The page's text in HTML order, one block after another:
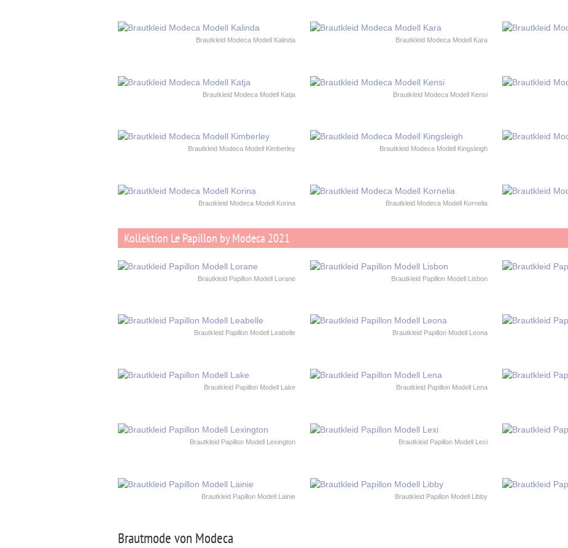
Brautkleid Modeca Modell Kalinda Brautkleid Modeca Modell Kara
Brautkleid Modeca Modell Katja Brautkleid Modeca Modell Kensi
Brautkleid Modeca Modell Kimberley Brautkleid Modeca Modell Kingsleigh
Brautkleid Modeca Modell Korina Brautkleid Modeca Modell Kornelia
Kollektion Le Papillon by Modeca 2021
Brautkleid Papillon Modell Lorane Brautkleid Papillon Modell Lisbon
Brautkleid Papillon Modell Leabelle Brautkleid Papillon Modell Leona
Brautkleid Papillon Modell Lake Brautkleid Papillon Modell Lena
Brautkleid Papillon Modell Lexington Brautkleid Papillon Modell Lexi
Brautkleid Papillon Modell Lainie Brautkleid Papillon Modell Libby
Brautmode von Modeca